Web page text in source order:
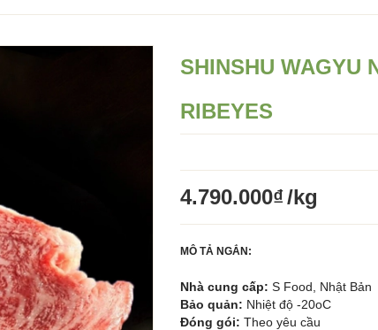
SHINSHU WAGYU
RIBEYES
4.790.000₫/kg
MÔ TẢ NGẮN:
Nhà cung cấp: S Food, Nhật Bản
Bảo quản: Nhiệt độ -20oC
Đóng gói: Theo yêu cầu